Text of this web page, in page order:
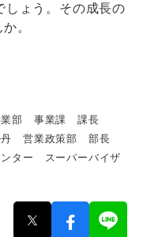
しょう。その成長の
。
業部 事業課 課長
丹 営業政策部 部長
ンター スーパーバイザ